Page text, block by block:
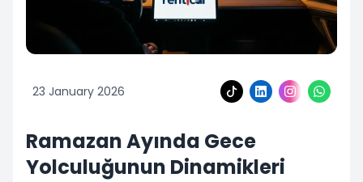
23 January 2026
Ramazan Ayında Gece
Yolculuğunun Dinamikleri